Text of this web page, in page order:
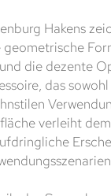
Hakens
die dezente
das
verleiht